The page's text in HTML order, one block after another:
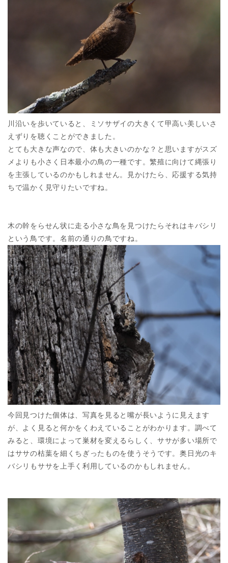
川沿いを歩いていると、ミソサザイの大きくて甲高い美しいさ
えずりを聴くことができました。
とても大きな声なので、体も大きいのかな？と思いますがスズ
メよりも小さく日本最小の鳥の一種です。繁殖に向けて縄張り
を主張しているのかもしれません。見かけたら、応援する気持
ちで温かく見守りたいですね。
木の幹をらせん状に走る小さな鳥を見つけたらそれはキバシリ
という鳥です。名前の通りの鳥ですね。
今回見つけた個体は、写真を見ると嘴が長いように見えます
が、よく見ると何かをくわえていることがわかります。調べて
みると、環境によって巣材を変えるらしく、ササが多い場所で
はササの枯葉を細くちぎったものを使うそうです。奥日光のキ
バシリもササを上手く利用しているのかもしれません。